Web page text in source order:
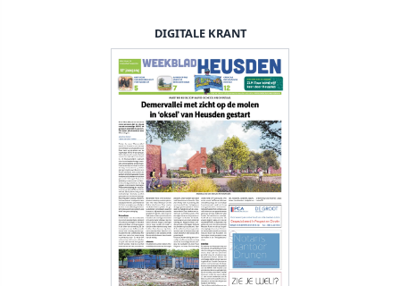
DIGITALE KRANT